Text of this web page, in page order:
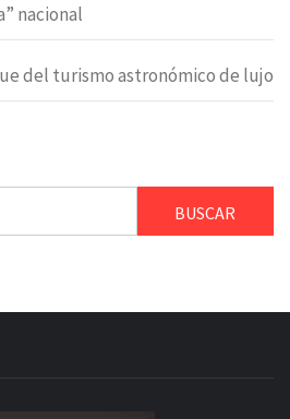
nacional
del turismo astronómico de lujo